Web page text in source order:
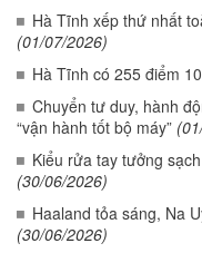
Hà Tĩnh xếp thứ nhất
(01/07/2026)
Hà Tĩnh có 255 điểm
Chuyển tư duy, hành
“vận hành tốt bộ máy”
Kiểu rửa tay tưởng
(30/06/2026)
Haaland tỏa sáng, Na
(30/06/2026)